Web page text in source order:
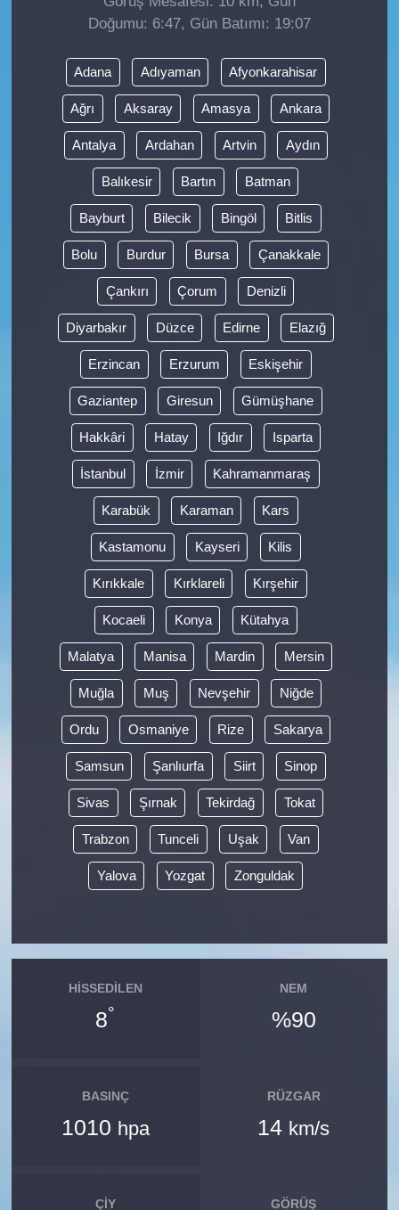
Doğumu: 6:47, Gün Batımı: 19:07
Adana Adıyaman Afyonkarahisar
Ağrı Aksaray Amasya Ankara
Antalya Ardahan Artvin Aydın
Balıkesir Bartın Batman
Bayburt Bilecik Bingöl Bitlis
Bolu Burdur Bursa Çanakkale
Çankırı Çorum Denizli
Diyarbakır Düzce Edirne Elazığ
Erzincan Erzurum Eskişehir
Gaziantep Giresun Gümüşhane
Hakkâri Hatay Iğdır Isparta
İstanbul İzmir Kahramanmaraş
Karabük Karaman Kars
Kastamonu Kayseri Kilis
Kırıkkale Kırklareli Kırşehir
Kocaeli Konya Kütahya
Malatya Manisa Mardin Mersin
Muğla Muş Nevşehir Niğde
Ordu Osmaniye Rize Sakarya
Samsun Şanlıurfa Siirt Sinop
Sivas Şırnak Tekirdağ Tokat
Trabzon Tunceli Uşak Van
Yalova Yozgat Zonguldak
HISSEDILEN
8°
NEM
%90
BASINÇ
1010 hpa
RÜZGAR
14 km/s
ÇIY GÖRÜŞ